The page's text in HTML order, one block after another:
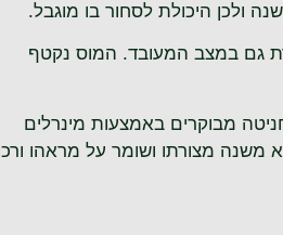
גם במצב המעובד. המוס נקטף
מבוקרים באמצעות מינרלים
משנה מצורתו ושומר על מראהו